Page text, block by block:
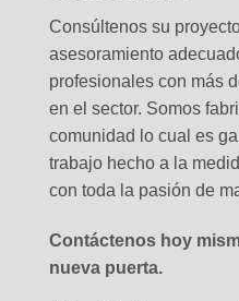
Consúltenos su
asesoramiento
profesionales con más
en el sector. Somos
comunidad lo cual es
trabajo hecho a la
con toda la pasión de
Contáctenos hoy
nueva puerta.